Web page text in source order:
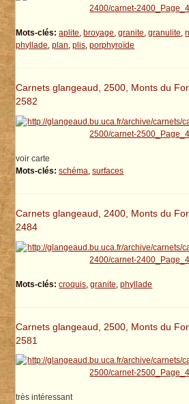
Mots-clés: aplite, broyage,granite,granulite,
phyllade,plan,plis,porphyroïde
Carnets glangeaud, 2500, Monts du
2582
voir carte
Mots-clés: schéma,surfaces
Carnets glangeaud, 2400, Monts du
2484
Mots-clés: croquis ,granite ,phyllade
Carnets glangeaud, 2500, Monts du
2581
très intéressant